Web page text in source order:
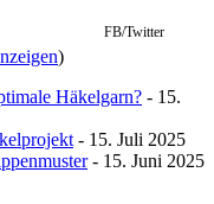
FB/Twitter
)
Häkelgarn? - 15.
- 15. Juli 2025
- 15. Juni 2025